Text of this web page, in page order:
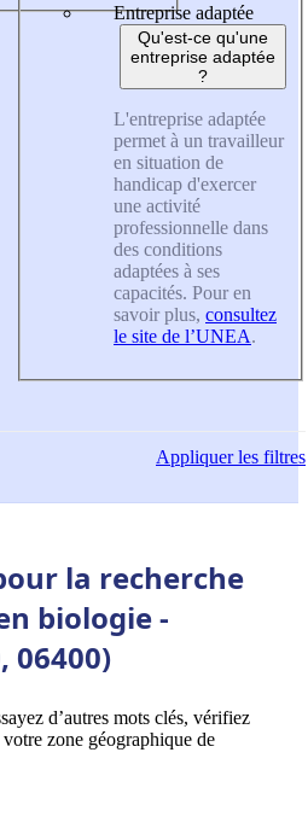
Entreprise adaptée
Qu'est-ce qu'une
entreprise adaptée
?
L'entreprise adaptée
permet à un travailleur
en situation de
handicap d'exercer
une activité
professionnelle dans
des conditions
adaptées à ses
capacités. Pour en
savoir plus, consultez
le site de l’UNEA.
Appliquerles filtres
la recherche
biologie -
06400)
d’autres mots clés, vérifiez
zone géographique de